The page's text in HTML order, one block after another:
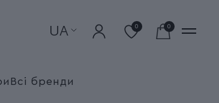
UA 0 0
Всі бренди